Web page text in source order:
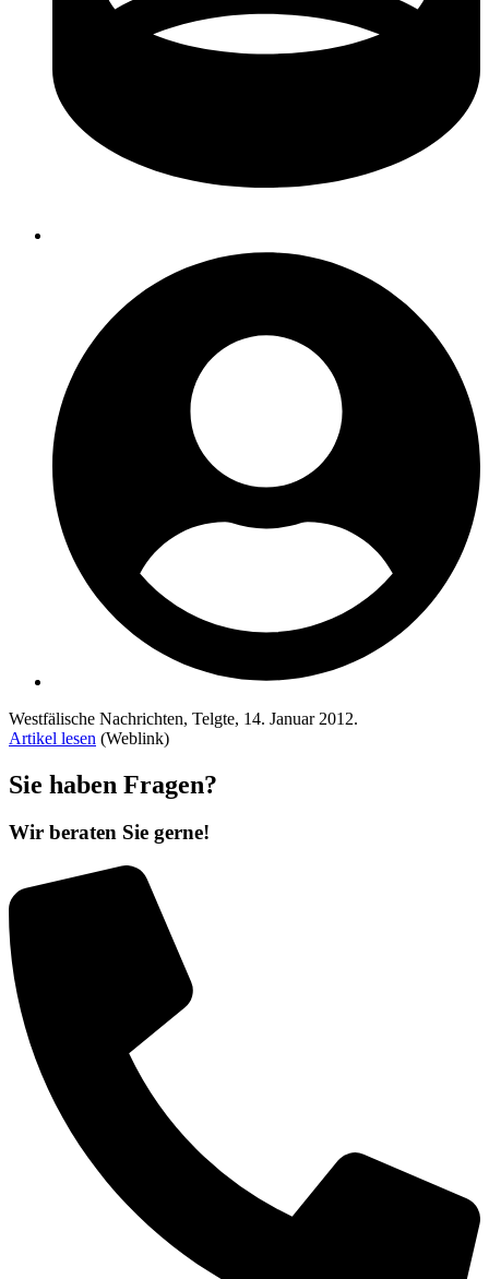
Westfälische Nachrichten, Telgte, 14. Januar 2012.
Artikel lesen (Weblink)
Sie haben Fragen?
Wir beraten Sie gerne!